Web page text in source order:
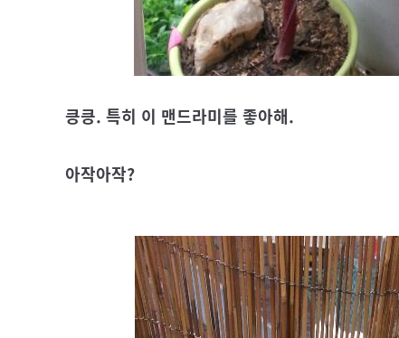
킁킁. 특히 이 맨드라미를 좋아해.
아작아작?